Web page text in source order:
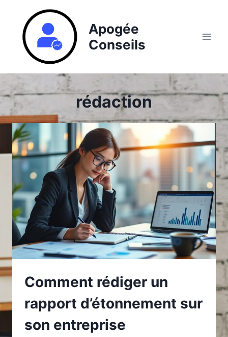
contenu
Apogée
Conseils
rédaction
Comment rédiger un
rapport d’étonnement sur
son entreprise